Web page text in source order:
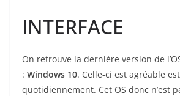
INTERFACE
On retrouve la dernière version de
: Windows 10. Celle-ci est agréable
quotidiennement. Cet OS donc n’est